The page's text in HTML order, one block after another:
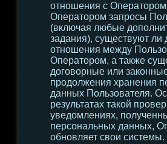
отношения с
Оператором запросы
(включая любые
задания), существуют ли
отношения между
Оператором, а также
договорные или
продолжения хранения
данных Пользователя.
результатах такой
уведомлениях,
персональных данных,
обновляет свои системы.